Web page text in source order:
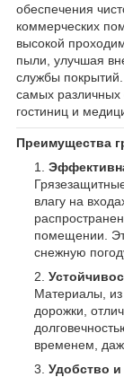
обеспечения
коммерческих
высокой
пыли, улучшая
службы
самых различных
гостиниц и
Преимущества
влагу на
помещении.
снежную
Материалы, из
дорожки,
временем,
Удобство и